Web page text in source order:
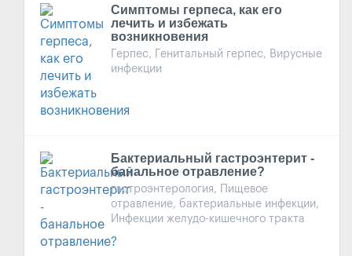
Симптомы герпеса, как его
лечить и избежать
возникновения
Герпес, Генитальный герпес, Вирусные
инфекции
Бактериальный гастроэнтерит -
банальное отравление?
гастроэнтерология, Пищевое
отравление, бактериальные инфекции,
Инфекции желудо-кишечного тракта